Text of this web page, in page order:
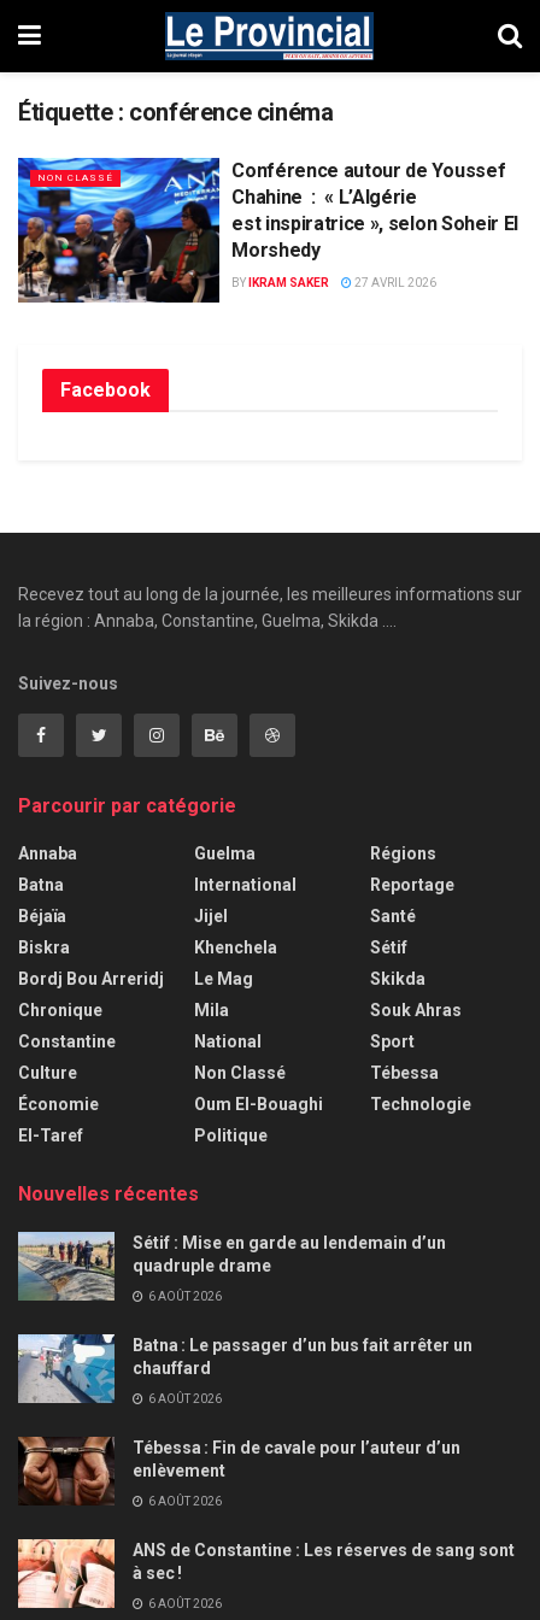
Étiquette : conférence cinéma
NON CLASSÉ
Conférence autour de Youssef
Chahine : « L’Algérie
est inspiratrice », selon Soheir El
Morshedy
BY IKRAM SAKER 27 AVRIL 2026
Facebook
Recevez tout au long de la journée, les meilleures informations sur
la région : Annaba, Constantine, Guelma, Skikda ....
Suivez-nous
Parcourir par catégorie
Annaba
Batna
Béjaïa
Biskra
Bordj Bou Arreridj
Chronique
Constantine
Culture
Économie
El-Taref
Guelma
International
Jijel
Khenchela
Le Mag
Mila
National
Non Classé
Oum El-Bouaghi
Politique
Régions
Reportage
Santé
Sétif
Skikda
Souk Ahras
Sport
Tébessa
Technologie
Nouvelles récentes
Sétif : Mise en garde au lendemain d’un
quadruple drame
6 AOÛT 2026
Batna : Le passager d’un bus fait arrêter un
chauffard
6 AOÛT 2026
Tébessa : Fin de cavale pour l’auteur d’un
enlèvement
6 AOÛT 2026
ANS de Constantine : Les réserves de sang sont
à sec !
6 AOÛT 2026